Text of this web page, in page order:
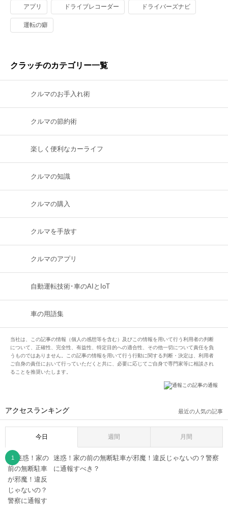
アプリ ドライブレコーダー ドライバーズナビ
運転の癖
クラッチのカテゴリー一覧
クルマのお手入れ術
クルマの節約術
楽しく便利なカーライフ
クルマの知識
クルマの購入
クルマを手放す
クルマのアプリ
自動運転技術･車のAIとIoT
車の用語集
当社は、この記事の情報（個人の感想等を含む）及びこの情報を用いて行う利用者の判断
について、正確性、完全性、有益性、特定目的への適合性、その他一切について責任を負
うものではありません。この記事の情報を用いて行う行動に関する判断・決定は、利用者
ご自身の責任において行っていただくと共に、必要に応じてご自身で専門家等に相談され
ることを推奨いたします。
この記事の通報
アクセスランキング 最近の人気の記事
今日 週間 月間
迷惑！家の前の無断駐車が邪魔！違反じゃないの？警察
に通報すべき？